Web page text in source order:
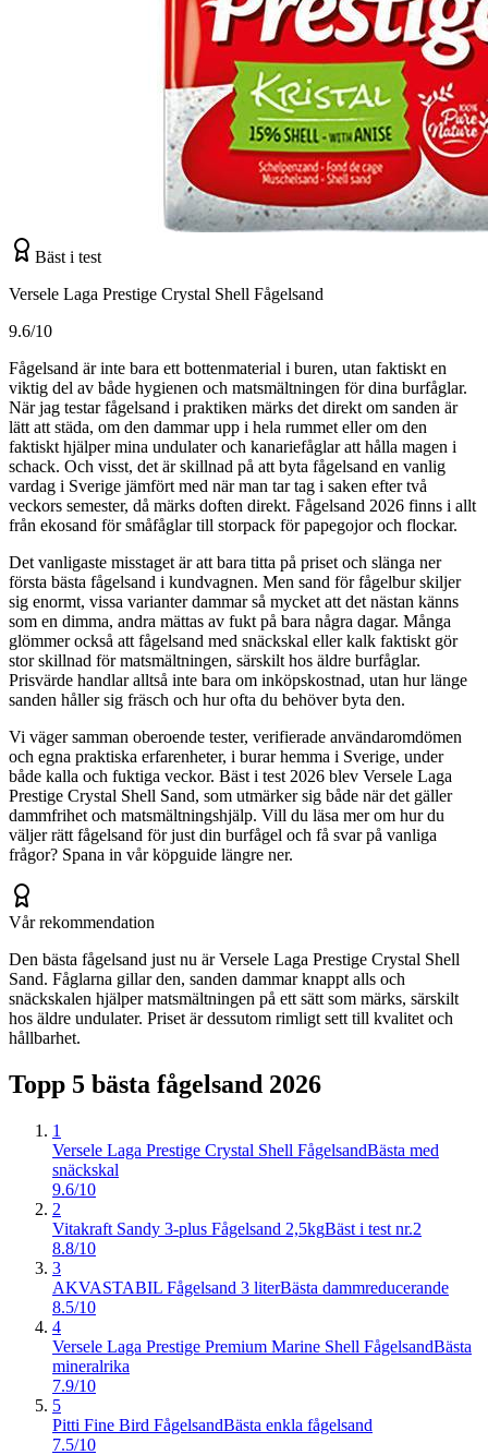
Bäst i test
Versele Laga Prestige Crystal Shell Fågelsand
9.6/10
Fågelsand är inte bara ett bottenmaterial i buren, utan faktiskt en
viktig del av både hygienen och matsmältningen för dina burfåglar.
När jag testar fågelsand i praktiken märks det direkt om sanden är
lätt att städa, om den dammar upp i hela rummet eller om den
faktiskt hjälper mina undulater och kanariefåglar att hålla magen i
schack. Och visst, det är skillnad på att byta fågelsand en vanlig
vardag i Sverige jämfört med när man tar tag i saken efter två
veckors semester, då märks doften direkt. Fågelsand 2026 finns i allt
från ekosand för småfåglar till storpack för papegojor och flockar.
Det vanligaste misstaget är att bara titta på priset och slänga ner
första bästa fågelsand i kundvagnen. Men sand för fågelbur skiljer
sig enormt, vissa varianter dammar så mycket att det nästan känns
som en dimma, andra mättas av fukt på bara några dagar. Många
glömmer också att fågelsand med snäckskal eller kalk faktiskt gör
stor skillnad för matsmältningen, särskilt hos äldre burfåglar.
Prisvärde handlar alltså inte bara om inköpskostnad, utan hur länge
sanden håller sig fräsch och hur ofta du behöver byta den.
Vi väger samman oberoende tester, verifierade användaromdömen
och egna praktiska erfarenheter, i burar hemma i Sverige, under
både kalla och fuktiga veckor. Bäst i test 2026 blev Versele Laga
Prestige Crystal Shell Sand, som utmärker sig både när det gäller
dammfrihet och matsmältningshjälp. Vill du läsa mer om hur du
väljer rätt fågelsand för just din burfågel och få svar på vanliga
frågor? Spana in vår köpguide längre ner.
Vår rekommendation
Den bästa fågelsand just nu är Versele Laga Prestige Crystal Shell
Sand. Fåglarna gillar den, sanden dammar knappt alls och
snäckskalen hjälper matsmältningen på ett sätt som märks, särskilt
hos äldre undulater. Priset är dessutom rimligt sett till kvalitet och
hållbarhet.
Topp 5 bästa fågelsand 2026
1
Versele Laga Prestige Crystal Shell FågelsandBästa med
snäckskal
9.6/10
2
Vitakraft Sandy 3-plus Fågelsand 2,5kgBäst i test nr.2
8.8/10
3
AKVASTABIL Fågelsand 3 literBästa dammreducerande
8.5/10
4
Versele Laga Prestige Premium Marine Shell FågelsandBästa
mineralrika
7.9/10
5
Pitti Fine Bird FågelsandBästa enkla fågelsand
7.5/10